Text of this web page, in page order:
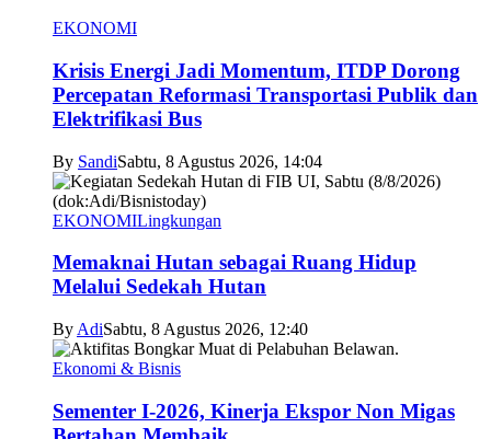
EKONOMI
Krisis Energi Jadi Momentum, ITDP Dorong
Percepatan Reformasi Transportasi Publik dan
Elektrifikasi Bus
By SandiSabtu, 8 Agustus 2026, 14:04
EKONOMILingkungan
Memaknai Hutan sebagai Ruang Hidup
Melalui Sedekah Hutan
By AdiSabtu, 8 Agustus 2026, 12:40
Ekonomi & Bisnis
Sementer I-2026, Kinerja Ekspor Non Migas